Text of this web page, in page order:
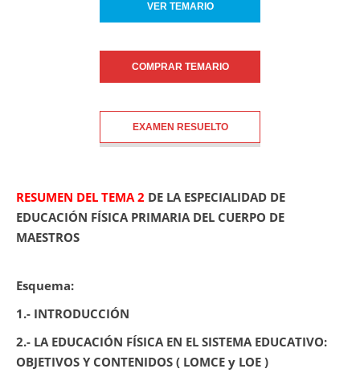
VER TEMARIO
COMPRAR TEMARIO
EXAMEN RESUELTO
RESUMEN DEL TEMA 2 DE LA ESPECIALIDAD DE
EDUCACIÓN FÍSICA PRIMARIA DEL CUERPO DE
MAESTROS
Esquema:
1.- INTRODUCCIÓN
2.- LA EDUCACIÓN FÍSICA EN EL SISTEMA EDUCATIVO:
OBJETIVOS Y CONTENIDOS ( LOMCE y LOE )